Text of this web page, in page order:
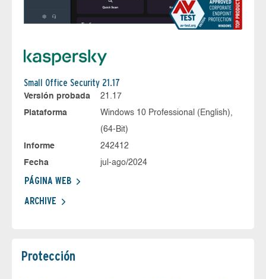
Small Office Security 21.17
Versión probada
21.17
Plataforma
Windows 10 Professional (English),
(64-Bit)
Informe
242412
Fecha
jul-ago/2024
PÁGINA WEB
ARCHIVE
Protección